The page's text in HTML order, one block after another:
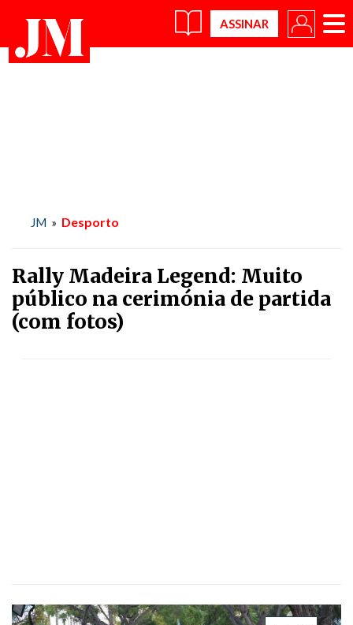
×
JM » Desporto
Rally Madeira Legend: Muito
público na cerimónia de partida
(com fotos)